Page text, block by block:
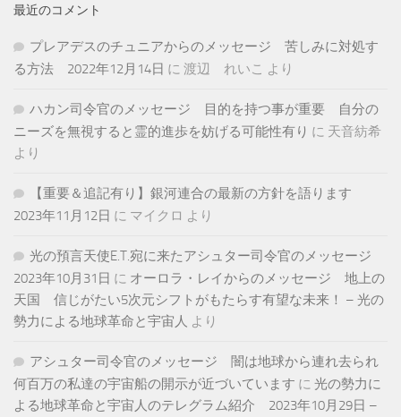
最近のコメント
プレアデスのチュニアからのメッセージ 苦しみに対処す
る方法 2022年12月14日 に 渡辺 れいこ より
ハカン司令官のメッセージ 目的を持つ事が重要 自分の
ニーズを無視すると霊的進歩を妨げる可能性有り に 天音紡希
より
【重要＆追記有り】銀河連合の最新の方針を語ります
2023年11月12日 に マイクロ より
光の預言天使E.T.宛に来たアシュター司令官のメッセージ
2023年10月31日 に オーロラ・レイからのメッセージ 地上の
天国 信じがたい5次元シフトがもたらす有望な未来！ – 光の
勢力による地球革命と宇宙人 より
アシュター司令官のメッセージ 闇は地球から連れ去られ
何百万の私達の宇宙船の開示が近づいています に 光の勢力に
よる地球革命と宇宙人のテレグラム紹介 2023年10月29日 –